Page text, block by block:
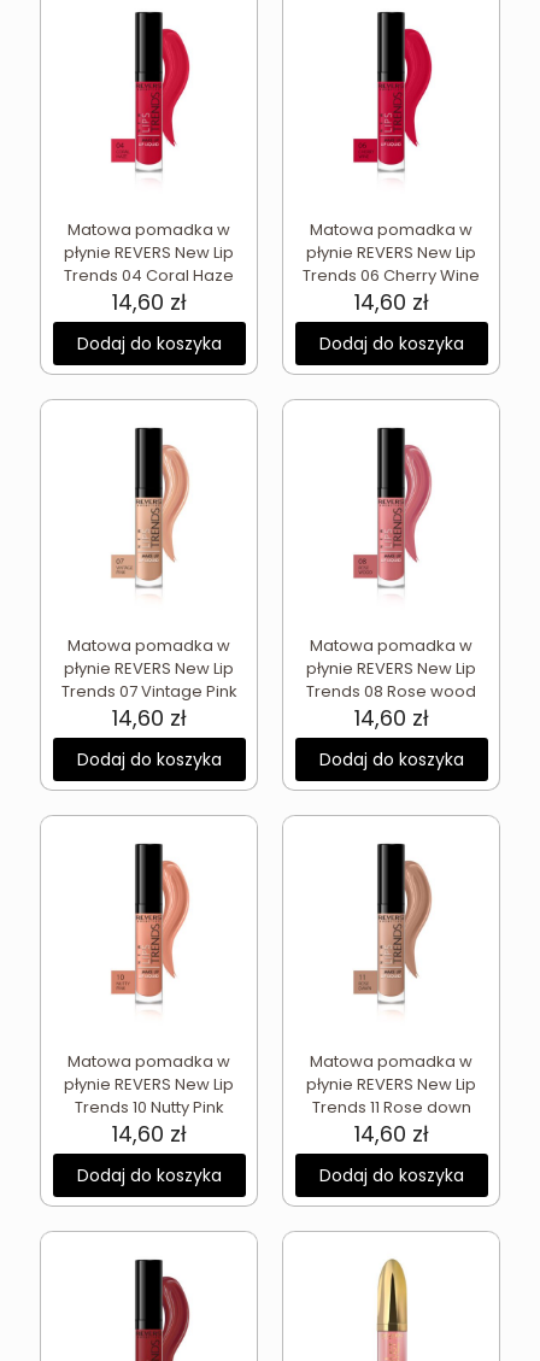
Matowa pomadka w
płynie REVERS New Lip
Trends 04 Coral Haze
14,60 zł
Dodaj do koszyka
Matowa pomadka w
płynie REVERS New Lip
Trends 06 Cherry Wine
14,60 zł
Dodaj do koszyka
Matowa pomadka w
płynie REVERS New Lip
Trends 07 Vintage Pink
14,60 zł
Dodaj do koszyka
Matowa pomadka w
płynie REVERS New Lip
Trends 08 Rose wood
14,60 zł
Dodaj do koszyka
Matowa pomadka w
płynie REVERS New Lip
Trends 10 Nutty Pink
14,60 zł
Dodaj do koszyka
Matowa pomadka w
płynie REVERS New Lip
Trends 11 Rose down
14,60 zł
Dodaj do koszyka